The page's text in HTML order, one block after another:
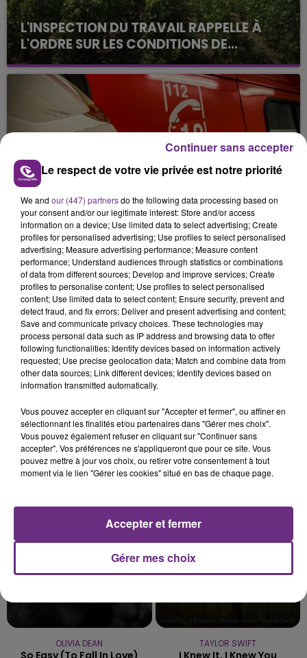
L'INSPECTION DU TRAVAIL RAPPELLE À
L'ORDRE SUR LES CONDITIONS DE...
Alors que les dates de début des vendange 2026
s'est avéré être plus précoce que prévu,
l'inspection du Travail en profite pour rappeler
les conditions de...
UN FEU DE REMORQUE BLOQUE LA
CIRCULATION DANS LES ARDENNES
Un feu de remorque s'est déclaré ce mercredi en
fin de matinée sur l'A34.
TITRES DIFFUSÉS
15h36
15h36
ALEX WARREN
Fever Dream
15h29
15h29
TRYO
La Traversee
OLIVIA DEAN
So Easy (to Fall In Love)
TAYLOR SWIFT
I Knew It, I Knew You
Le respect de votre vie privée est notre priorité
We and our (447) partnersdo the following data processing based on
your consent and/or our legitimate interest: Store and/or access
information on a device; Use limited data to select advertising; Create
profiles for personalised advertising; Use profiles to select personalised
advertising; Measure advertising performance; Measure content
performance; Understand audiences through statistics or combinations
of data from different sources; Develop and improve services; Create
profiles to personalise content; Use profiles to select personalised
content; Use limited data to select content; Ensure security, prevent and
detect fraud, and fix errors; Deliver and present advertising and content;
Save and communicate privacy choices. These technologies may
process personal data such as IP address and browsing data to offer
following functionalities: Identify devices based on information actively
requested; Use precise geolocation data; Match and combine data from
other data sources; Link different devices; Identify devices based on
information transmitted automatically.
Vous pouvez accepter en cliquant sur "Accepter et fermer", ou affiner en
sélectionnant les finalités et/ou partenaires dans "Gérer mes choix".
Vous pouvez également refuser en cliquant sur "Continuer sans
accepter". Vos préférences ne s'appliqueront que pour ce site. Vous
pouvez mettre à jour vos choix, ou retirer votre consentement à tout
moment via le lien "Gérer les cookies" situé en bas de chaque page.
Gérer mes choix
Accepter et fermer
Continuer sans accepter